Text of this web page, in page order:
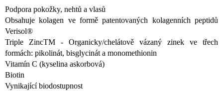
Podpora pokožky, nehtů a vlasů
Obsahuje kolagen ve formě patentovaných kolagenních peptidů
Verisol®
Triple ZincTM - Organicky/chelátově vázaný zinek ve třech
formách: pikolinát, bisglycinát a monomethionin
Vitamín C (kyselina askorbová)
Biotin
Vynikající biodostupnost